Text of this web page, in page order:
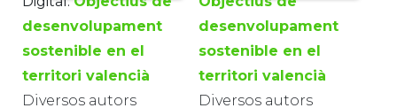
desenvolupament
sostenible en el
territori valencià
Diversos autors
desenvolupament
sostenible en el
territori valencià
Diversos autors